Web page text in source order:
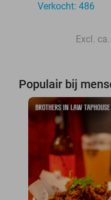
Verkocht: 486
Excl.
Populair bij